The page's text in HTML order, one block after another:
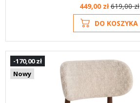
449,00 zł619,00 zł
DO KOSZYKA
-170,00 zł
Nowy